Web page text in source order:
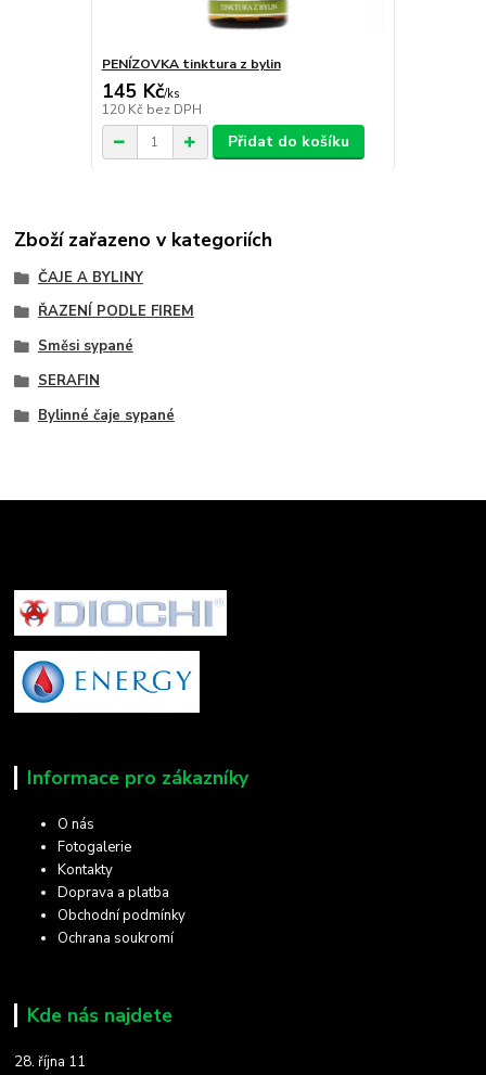
PENÍZOVKA tinktura z bylin
145 Kč/ks
120 Kč bez DPH
Přidat do košíku
Zboží zařazeno v kategoriích
ČAJE A BYLINY
ŘAZENÍ PODLE FIREM
Směsi sypané
SERAFIN
Bylinné čaje sypané
Informace pro zákazníky
O nás
Fotogalerie
Kontakty
Doprava a platba
Obchodní podmínky
Ochrana soukromí
Kde nás najdete
28. října 11